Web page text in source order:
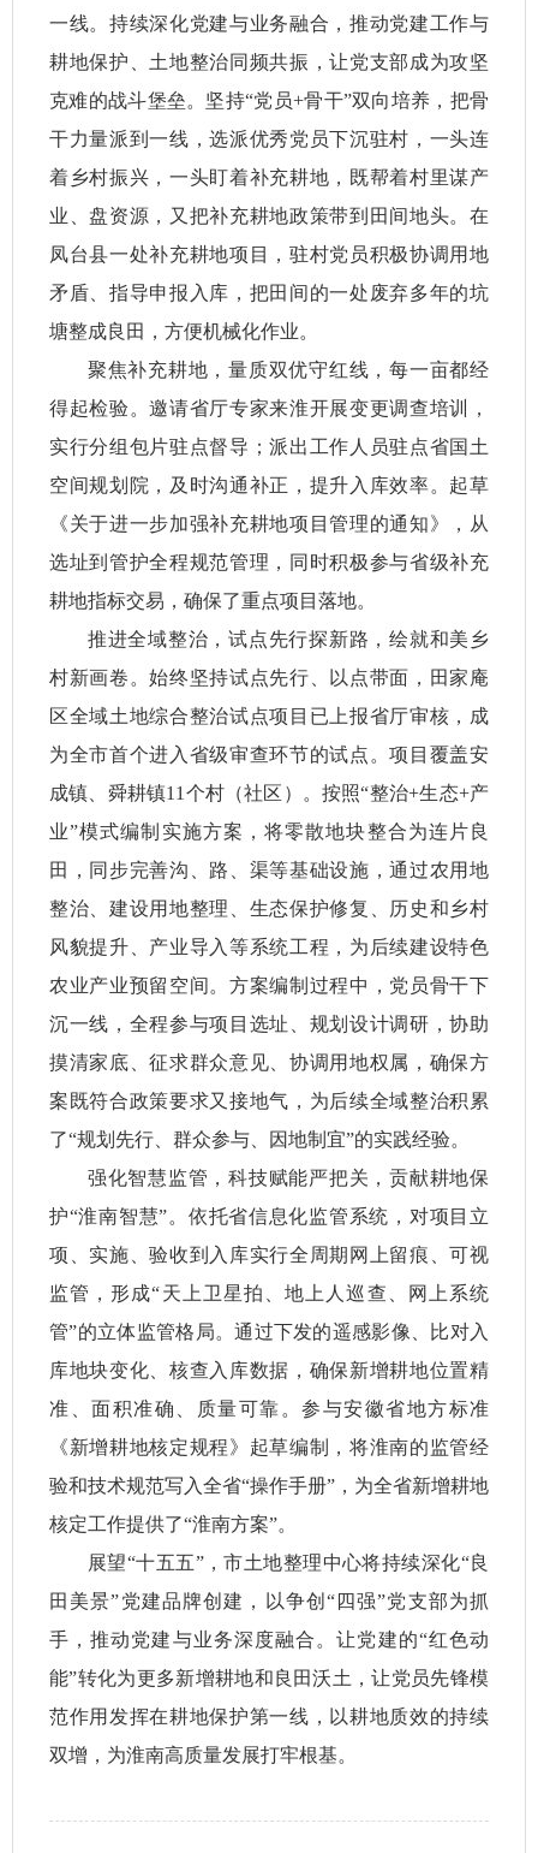
一线。持续深化党建与业务融合，推动党建工作与
耕地保护、土地整治同频共振，让党支部成为攻坚
克难的战斗堡垒。坚持“党员+骨干”双向培养，把骨
干力量派到一线，选派优秀党员下沉驻村，一头连
着乡村振兴，一头盯着补充耕地，既帮着村里谋产
业、盘资源，又把补充耕地政策带到田间地头。在
凤台县一处补充耕地项目，驻村党员积极协调用地
矛盾、指导申报入库，把田间的一处废弃多年的坑
塘整成良田，方便机械化作业。
聚焦补充耕地，量质双优守红线，每一亩都经
得起检验。邀请省厅专家来淮开展变更调查培训，
实行分组包片驻点督导；派出工作人员驻点省国土
空间规划院，及时沟通补正，提升入库效率。起草
《关于进一步加强补充耕地项目管理的通知》，从
选址到管护全程规范管理，同时积极参与省级补充
耕地指标交易，确保了重点项目落地。
推进全域整治，试点先行探新路，绘就和美乡
村新画卷。始终坚持试点先行、以点带面，田家庵
区全域土地综合整治试点项目已上报省厅审核，成
为全市首个进入省级审查环节的试点。项目覆盖安
成镇、舜耕镇11个村（社区）。按照“整治+生态+产
业”模式编制实施方案，将零散地块整合为连片良
田，同步完善沟、路、渠等基础设施，通过农用地
整治、建设用地整理、生态保护修复、历史和乡村
风貌提升、产业导入等系统工程，为后续建设特色
农业产业预留空间。方案编制过程中，党员骨干下
沉一线，全程参与项目选址、规划设计调研，协助
摸清家底、征求群众意见、协调用地权属，确保方
案既符合政策要求又接地气，为后续全域整治积累
了“规划先行、群众参与、因地制宜”的实践经验。
强化智慧监管，科技赋能严把关，贡献耕地保
护“淮南智慧”。依托省信息化监管系统，对项目立
项、实施、验收到入库实行全周期网上留痕、可视
监管，形成“天上卫星拍、地上人巡查、网上系统
管”的立体监管格局。通过下发的遥感影像、比对入
库地块变化、核查入库数据，确保新增耕地位置精
准、面积准确、质量可靠。参与安徽省地方标准
《新增耕地核定规程》起草编制，将淮南的监管经
验和技术规范写入全省“操作手册”，为全省新增耕地
核定工作提供了“淮南方案”。
展望“十五五”，市土地整理中心将持续深化“良
田美景”党建品牌创建，以争创“四强”党支部为抓
手，推动党建与业务深度融合。让党建的“红色动
能”转化为更多新增耕地和良田沃土，让党员先锋模
范作用发挥在耕地保护第一线，以耕地质效的持续
双增，为淮南高质量发展打牢根基。